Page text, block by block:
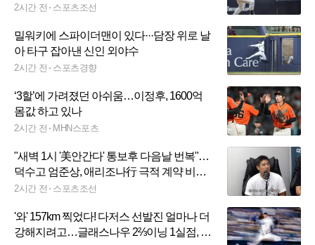
2시간 전 스포츠조선
밀워키에 스파이더맨이 있다···담장 위로 날
아 타구 잡아낸 신인 외야수
2시간 전 스포츠경향
‘3할’에 가려졌던 아쉬움…이정후, 1600억
몸값 하고 있나
2시간 전 MHN스포츠
"새벽 1시 '美안간다' 통보후 다음날 번복"…
덕수고 엄준상, 애리조나行 극적 계약 비하
인드
2시간 전 스포츠조선
'와' 157km 찍었다! 다저스 선발진 얼마나 더
강해지려고…글래스나우 2⅔이닝 1실점, 두